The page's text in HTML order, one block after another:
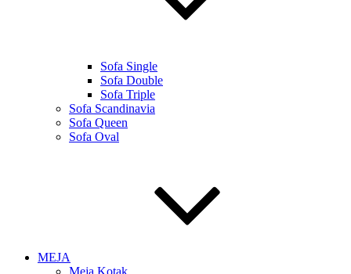
Sofa Single
Sofa Double
Sofa Triple
Sofa Scandinavia
Sofa Queen
Sofa Oval
MEJA
Meja Kotak